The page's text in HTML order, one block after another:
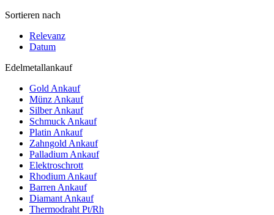
Sortieren nach
Relevanz
Datum
Edelmetallankauf
Gold Ankauf
Münz Ankauf
Silber Ankauf
Schmuck Ankauf
Platin Ankauf
Zahngold Ankauf
Palladium Ankauf
Elektroschrott
Rhodium Ankauf
Barren Ankauf
Diamant Ankauf
Thermodraht Pt/Rh